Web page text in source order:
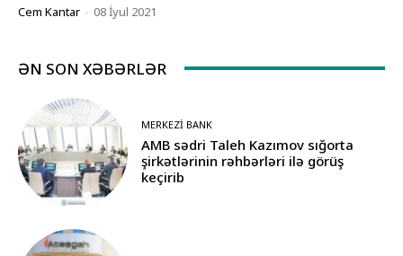
Cem Kantar - 08 İyul 2021
ƏN SON XƏBƏRLƏR
MERKEZI BANK
AMB sədri Taleh Kazımov sığorta
şirkətlərinin rəhbərləri ilə görüş
keçirib